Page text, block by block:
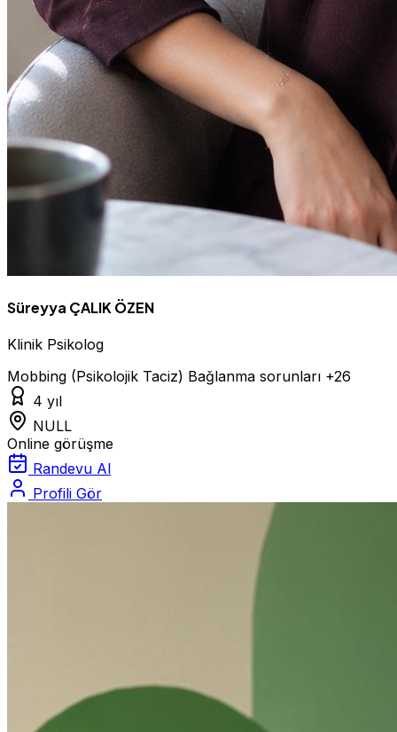
Süreyya ÇALIK ÖZEN
Klinik Psikolog
Mobbing (Psikolojik Taciz) Bağlanma sorunları +26
4 yıl
NULL
Online görüşme
Randevu Al
Profili Gör